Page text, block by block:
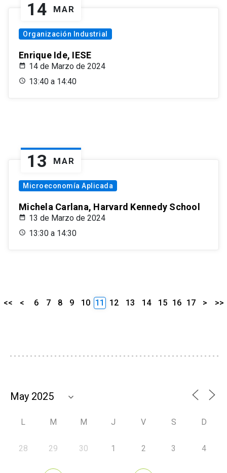
14 MAR
Organización Industrial
Enrique Ide, IESE
14 de Marzo de 2024
13:40 a 14:40
13 MAR
Microeconomía Aplicada
Michela Carlana, Harvard Kennedy School
13 de Marzo de 2024
13:30 a 14:30
<< < 6 7 8 9 10 11 12 13 14 15 16 17 > >>
L M M J V S D
28 29 30 1 2 3 4